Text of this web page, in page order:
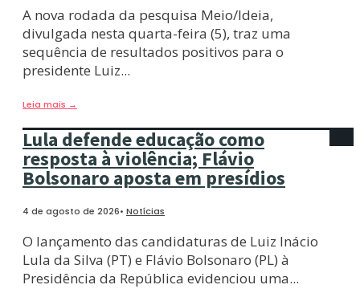
A nova rodada da pesquisa Meio/Ideia,
divulgada nesta quarta-feira (5), traz uma
sequência de resultados positivos para o
presidente Luiz...
Leia mais →
Lula defende educação como
resposta à violência; Flávio
Bolsonaro aposta em presídios
4 de agosto de 2026• Notícias
O lançamento das candidaturas de Luiz Inácio
Lula da Silva (PT) e Flávio Bolsonaro (PL) à
Presidência da República evidenciou uma...